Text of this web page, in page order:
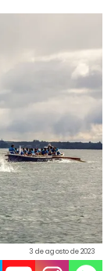
3 de agosto de 2023